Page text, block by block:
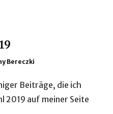
Bereczki
Beiträge, die ich
2019 auf meiner Seite